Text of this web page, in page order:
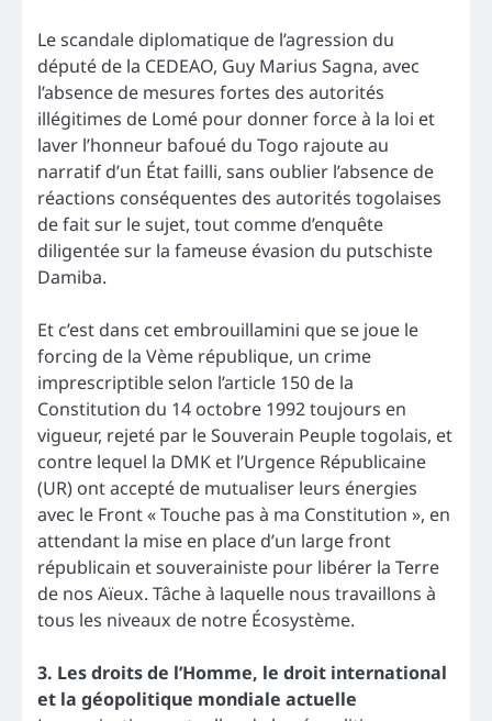
Le scandale diplomatique de l’agression du
député de la CEDEAO, Guy Marius Sagna, avec
l’absence de mesures fortes des autorités
illégitimes de Lomé pour donner force à la loi et
laver l’honneur bafoué du Togo rajoute au
narratif d’un État failli, sans oublier l’absence de
réactions conséquentes des autorités togolaises
de fait sur le sujet, tout comme d’enquête
diligentée sur la fameuse évasion du putschiste
Damiba.
Et c’est dans cet embrouillamini que se joue le
forcing de la Vème république, un crime
imprescriptible selon l’article 150 de la
Constitution du 14 octobre 1992 toujours en
vigueur, rejeté par le Souverain Peuple togolais, et
contre lequel la DMK et l’Urgence Républicaine
(UR) ont accepté de mutualiser leurs énergies
avec le Front « Touche pas à ma Constitution », en
attendant la mise en place d’un large front
républicain et souverainiste pour libérer la Terre
de nos Aïeux. Tâche à laquelle nous travaillons à
tous les niveaux de notre Écosystème.
3. Les droits de l’Homme, le droit international
et la géopolitique mondiale actuelle